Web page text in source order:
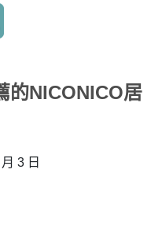
的NICONICO居
3 日